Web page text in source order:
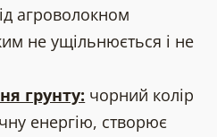
агроволокном
не ущільнюється і не
грунту: чорний колір
енергію, створює